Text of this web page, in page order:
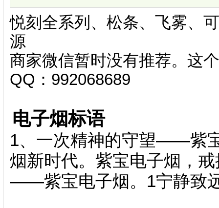
悦刻全系列、松条、飞雾、
源
商家微信暂时没有推荐。这
QQ：992068689
电子烟标语
1、一次精神的守望——紫宝
烟新时代。紫宝电子烟 
——紫宝电子烟 。1宁静致远